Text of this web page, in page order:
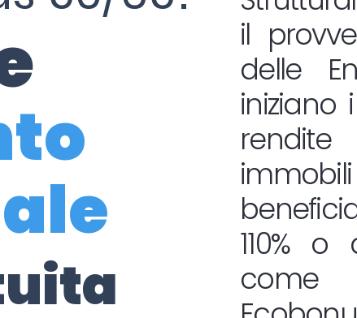
il
delle
iniziano
110%
come